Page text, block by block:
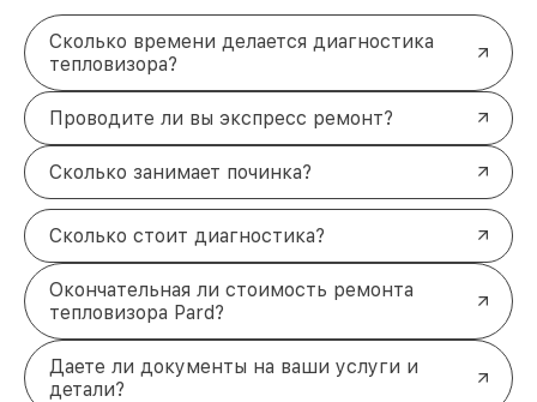
Сколько времени делается диагностика
тепловизора?
Проводите ли вы экспресс ремонт?
Сколько занимает починка?
Сколько стоит диагностика?
Окончательная ли стоимость ремонта
тепловизора Pard?
Даете ли документы на ваши услуги и
детали?